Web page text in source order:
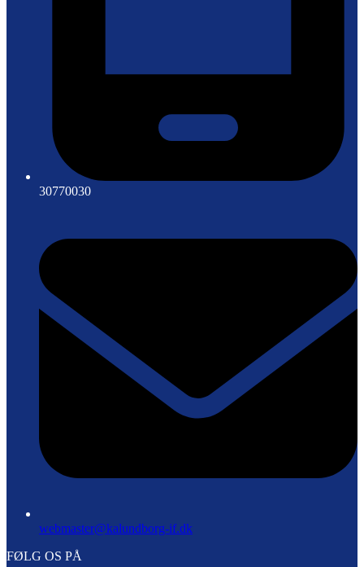
30770030
webmaster@kalundborg-if.dk
FØLG OS PÅ